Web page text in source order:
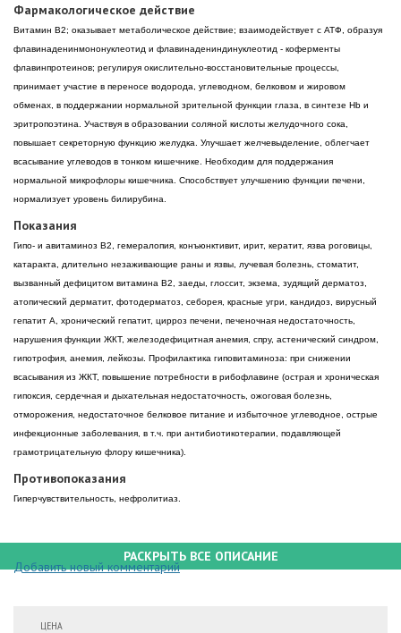
Фармакологическое действие
Витамин В2; оказывает метаболическое действие; взаимодействует с АТФ, образуя
флавинаденинмононуклеотид и флавинадениндинуклеотид - коферменты
флавинпротеинов; регулируя окислительно-восстановительные процессы,
принимает участие в переносе водорода, углеводном, белковом и жировом
обменах, в поддержании нормальной зрительной функции глаза, в синтезе Hb и
эритропоэтина. Участвуя в образовании соляной кислоты желудочного сока,
повышает секреторную функцию желудка. Улучшает желчевыделение, облегчает
всасывание углеводов в тонком кишечнике. Необходим для поддержания
нормальной микрофлоры кишечника. Способствует улучшению функции печени,
нормализует уровень билирубина.
Показания
Гипо- и авитаминоз B2, гемералопия, конъюнктивит, ирит, кератит, язва роговицы,
катаракта, длительно незаживающие раны и язвы, лучевая болезнь, стоматит,
вызванный дефицитом витамина В2, заеды, глоссит, экзема, зудящий дерматоз,
атопический дерматит, фотодерматоз, себорея, красные угри, кандидоз, вирусный
гепатит А, хронический гепатит, цирроз печени, печеночная недостаточность,
нарушения функции ЖКТ, железодефицитная анемия, спру, астенический синдром,
гипотрофия, анемия, лейкозы. Профилактика гиповитаминоза: при снижении
всасывания из ЖКТ, повышение потребности в рибофлавине (острая и хроническая
гипоксия, сердечная и дыхательная недостаточность, ожоговая болезнь,
отморожения, недостаточное белковое питание и избыточное углеводное, острые
инфекционные заболевания, в т.ч. при антибиотикотерапии, подавляющей
грамотрицательную флору кишечника).
Противопоказания
Гиперчувствительность, нефролитиаз.
РАСКРЫТЬ ВСЕ ОПИСАНИЕ
Добавить новый комментарий
ЦЕНА